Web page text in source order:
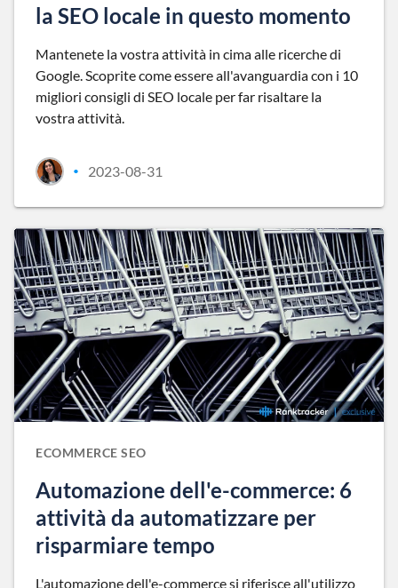
la SEO locale in questo momento
Mantenete la vostra attività in cima alle ricerche di
Google. Scoprite come essere all'avanguardia con i 10
migliori consigli di SEO locale per far risaltare la
vostra attività.
• 2023-08-31
ECOMMERCE SEO
Automazione dell'e-commerce: 6
attività da automatizzare per
risparmiare tempo
L'automazione dell'e-commerce si riferisce all'utilizzo